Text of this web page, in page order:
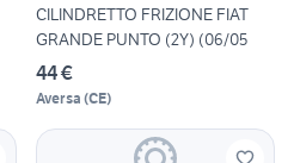
CILINDRETTO FRIZIONE FIAT
GRANDE PUNTO (2Y) (06/05
44 €
Aversa (CE)